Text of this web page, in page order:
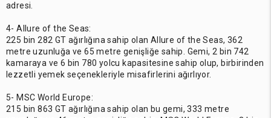
adresi.
4- Allure of the Seas:
225 bin 282 GT ağırlığına sahip olan Allure of the Seas, 362
metre uzunluğa ve 65 metre genişliğe sahip. Gemi, 2 bin 742
kamaraya ve 6 bin 780 yolcu kapasitesine sahip olup, birbirinden
lezzetli yemek seçenekleriyle misafirlerini ağırlıyor.
5- MSC World Europe:
215 bin 863 GT ağırlığına sahip olan bu gemi, 333 metre